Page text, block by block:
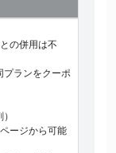
の併用は不
プランをクーポ
ージから可能